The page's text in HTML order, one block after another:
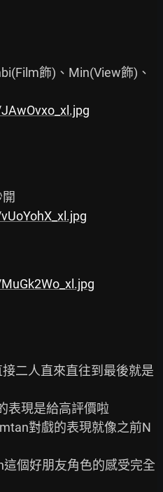
飾)、Min(View飾)、
二人直來直往到最後就是
表現是給高評價啦
對戲的表現就像之前N
個好朋友角色的感受完全